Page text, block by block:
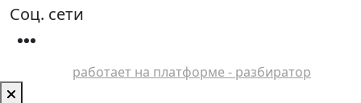
Соц. сети
работает на платформе - разбиратор